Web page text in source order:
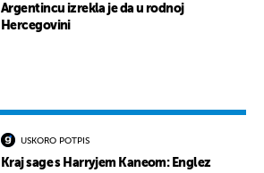
Argentincu izrekla je da u rodnoj
Hercegovini
USKORO POTPIS
Kraj sage s Harryjem Kaneom: Englez